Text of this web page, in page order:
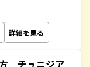
詳細を見る
チュニジア